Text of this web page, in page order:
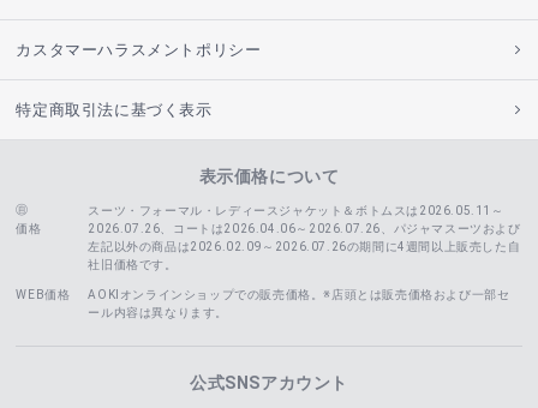
カスタマーハラスメントポリシー
特定商取引法に基づく表示
表示価格について
価格
スーツ・フォーマル・レディースジャケット＆ボトムスは2026.05.11～
2026.07.26、コートは2026.04.06～2026.07.26、
パジャマスーツおよび
左記以外の商品は2026.02.09～2026.07.26の期間に4週間以上販売した自
社旧価格です。
WEB価格
AOKIオンラインショップでの販売価格。※店頭とは販売価格および一部セ
ール内容は異なります。
公式SNSアカウント